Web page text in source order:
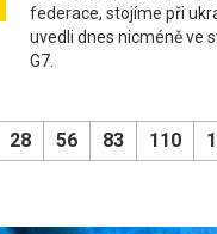
federace, stojíme při
uvedli dnes nicméně ve
G7.
28 56 83 110